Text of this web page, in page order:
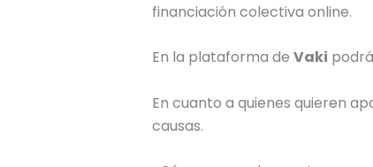
financiación colectiva online.
En la plataforma de Vaki
En cuanto a quienes quieren
causas.